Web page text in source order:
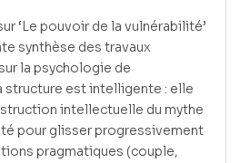
‘Le pouvoir de la vulnérabilité’
synthèse des travaux
la psychologie de
structure est intelligente : elle
intellectuelle du mythe
pour glisser progressivement
pragmatiques (couple,